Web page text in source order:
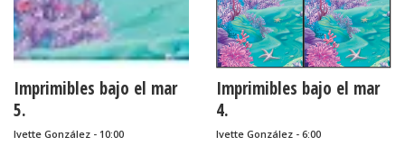
Imprimibles bajo el mar
5.
Ivette González - 10:00
Imprimibles bajo el mar
4.
Ivette González - 6:00